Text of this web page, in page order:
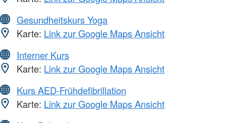
Gesundheitskurs Yoga
Karte: Link zur Google Maps Ansicht
Interner Kurs
Karte: Link zur Google Maps Ansicht
Kurs AED-Frühdefibrillation
Karte: Link zur Google Maps Ansicht